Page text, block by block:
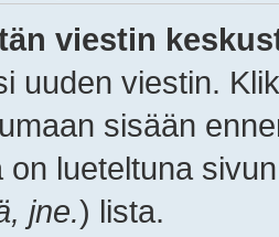
viestin
uuden viestin.
sisään
on lueteltuna
jne.) lista.